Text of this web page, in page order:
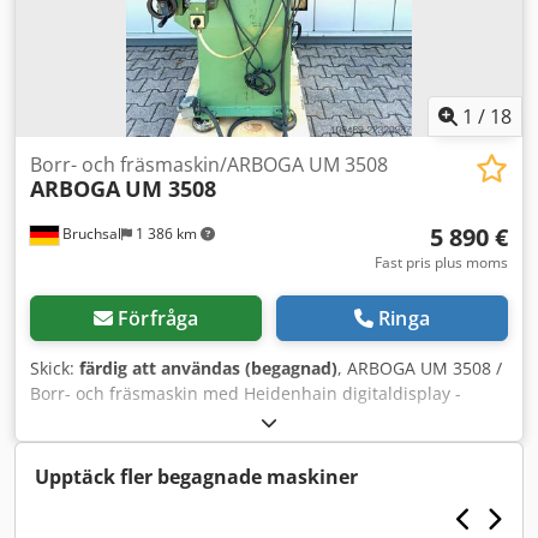
100x75x170 cm Alla tillbehör som visas på bilderna ingår.
Kontakta oss för fraktlösningar! € 2.800,00 exkl. moms!
1 / 18
Bruchsal 1 386 km
Borr- och fräsmaskin/ARBOGA UM 3508
ARBOGA UM 3508
5 890 €
Fast pris plus moms
Förfråga Ringa
Skick: färdig att användas (begagnad), ARBOGA UM 3508 /
Borr- och fräsmaskin med Heidenhain digitaldisplay -
Borrdiameter i stål 35 mm -Gängskärning M 24 -Slaglängd
X/Y/Z 450x250x500 mm -Bordsmått 650x270 mm -Korsbord
-Automatisk matning -Heidenhain digitaldisplay -
Varvtalsområde / Växlar 70-2160 varv/min -Automatisk
Upptäck fler begagnade maskiner